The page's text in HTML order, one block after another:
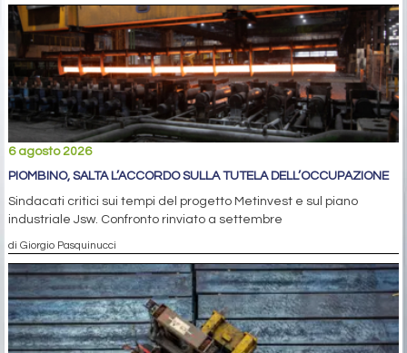
6 agosto 2026
PIOMBINO, SALTA L’ACCORDO SULLA TUTELA DELL’OCCUPAZIONE
Sindacati critici sui tempi del progetto Metinvest e sul piano
industriale Jsw. Confronto rinviato a settembre
di Giorgio Pasquinucci